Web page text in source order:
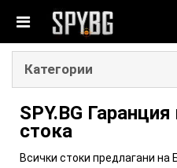
Категории
SPY.BG
стока
Всички стоки предлагани